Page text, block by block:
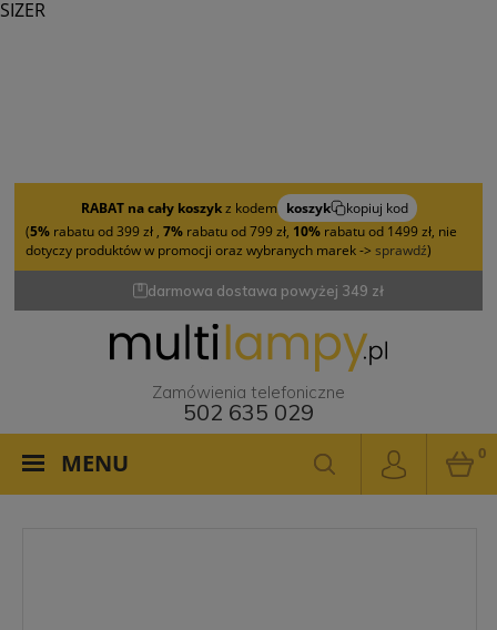
RABAT na cały koszykz kodem koszyk
kopiuj kod
(5% rabatu od 399 zł , 7% rabatu od 799 zł, 10% rabatu od 1499 zł, nie
dotyczy produktów w promocji oraz wybranych marek -> sprawdź)
darmowa dostawa powyżej 349 zł
Zamówienia telefoniczne
502 635 029
MENU 0
SIZER